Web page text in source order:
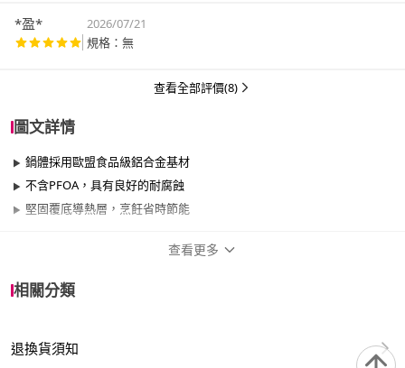
*盈*
2026/07/21
規格：無
查看全部評價(8)
圖文詳情
鍋體採用歐盟食品級鋁合金基材
不含PFOA，具有良好的耐腐蝕
堅固覆底導熱層，烹飪省時節能
尺寸
查看更多
相關分類
退換貨須知